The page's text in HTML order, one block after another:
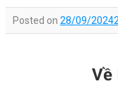
Posted on 28/09/2024
Về